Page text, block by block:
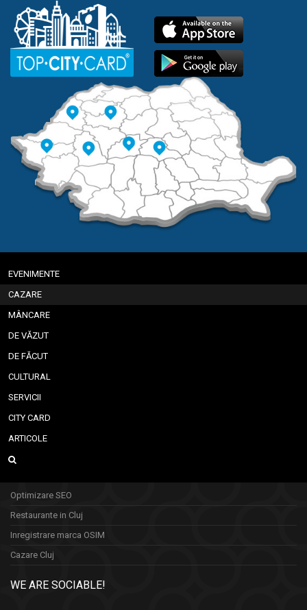
EVENIMENTE
CAZARE
MÂNCARE
DE VĂZUT
DE FĂCUT
CULTURAL
SERVICII
CITY CARD
ARTICOLE
Optimizare SEO
Restaurante in Cluj
Inregistrare marca OSIM
Cazare Cluj
WE ARE SOCIABLE!